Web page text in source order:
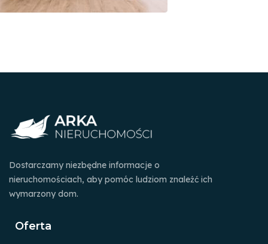
Dostarczamy niezbędne informacje o
nieruchomościach, aby pomóc ludziom znaleźć ich
wymarzony dom.
Oferta